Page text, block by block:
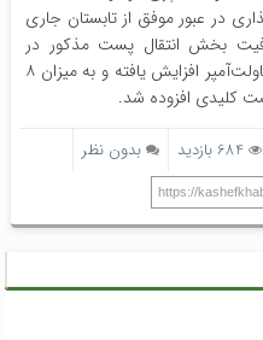
در عبور موفق از تابستان جاری
بخش انتقال پست مذکور در
مجموع از ۴۴۵ مگاولت‌آمپر به ۴۸۰ مگاولت‌آمپر افزایش یافته و به میزان ۸
کلیدی افزوده شد.
684 بازدید
بدون نظر
https://